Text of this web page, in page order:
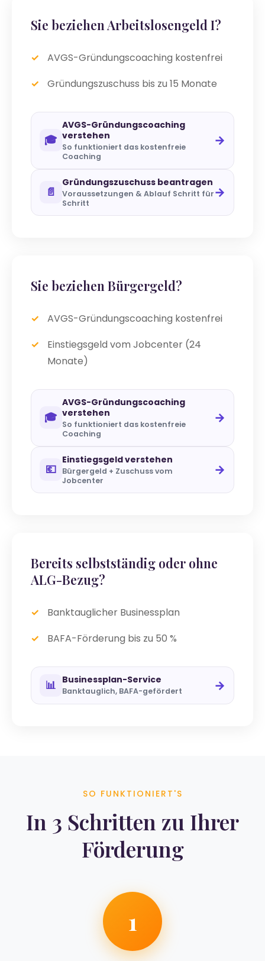
Sie beziehen Arbeitslosengeld I?
AVGS-Gründungscoaching kostenfrei
Gründungszuschuss bis zu 15 Monate
🎓
AVGS-Gründungscoaching
verstehen
So funktioniert das kostenfreie
Coaching
→
📄
Gründungszuschuss beantragen
Voraussetzungen & Ablauf Schritt für
Schritt
→
Sie beziehen Bürgergeld?
AVGS-Gründungscoaching kostenfrei
Einstiegsgeld vom Jobcenter (24
Monate)
🎓
AVGS-Gründungscoaching
verstehen
So funktioniert das kostenfreie
Coaching
→
💶
Einstiegsgeld verstehen
Bürgergeld + Zuschuss vom
Jobcenter
→
Bereits selbstständig oder ohne
ALG-Bezug?
Banktauglicher Businessplan
BAFA-Förderung bis zu 50 %
📊 Businessplan-Service
Banktauglich, BAFA-gefördert →
SO FUNKTIONIERT'S
In 3 Schritten zu Ihrer
Förderung
1